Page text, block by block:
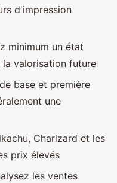
d'impression
minimum un état
la valorisation future
base et première
une
Charizard et les
prix élevés
les ventes